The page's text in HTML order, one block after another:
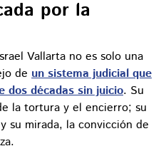
por la
Vallarta no es solo una
de un sistema judicial que
dos décadas sin juicio. Su
la tortura y el encierro; su
su mirada, la convicción de